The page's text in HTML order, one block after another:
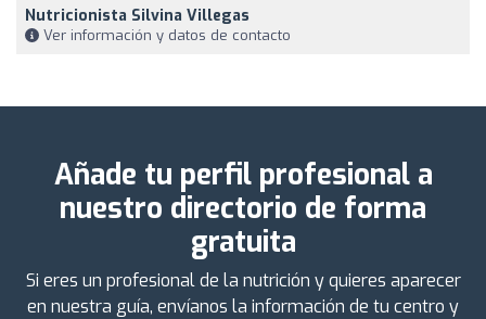
Nutricionista Silvina Villegas
Ver información y datos de contacto
Añade tu perfil profesional a
nuestro directorio de forma
gratuita
Si eres un profesional de la nutrición y quieres aparecer
en nuestra guía, envíanos la información de tu centro y